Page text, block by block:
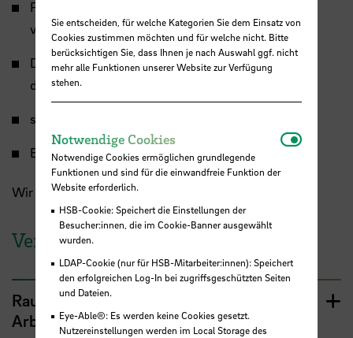
Podiumsdiskussionen zu aktuellen Themen
veranstaltet
Diskussionsveranstaltungen mit Adressat:innen
durchgeführt
spannende Gastredner:innen eingeladen
Begegnungsräume geschaffen
Wir freuen uns auf einen anregenden Austausch!
Vergangene Veranstaltungen
Raum greifen und Platz nehmen – Soziale
Arbeit im Sozialen Raum
Sie entscheiden, für welche Kategorien Sie dem Einsatz von
Cookies zustimmen möchten und für welche nicht. Bitte
berücksichtigen Sie, dass Ihnen je nach Auswahl ggf. nicht
mehr alle Funktionen unserer Website zur Verfügung
stehen.
Notwendige Cookies
Notwendige Cookies ermöglichen grundlegende
Funktionen und sind für die einwandfreie Funktion der
Website erforderlich.
HSB-Cookie: Speichert die Einstellungen der
Besucher:innen, die im Cookie-Banner ausgewählt
wurden.
LDAP-Cookie (nur für HSB-Mitarbeiter:innen): Speichert
den erfolgreichen Log-In bei zugriffsgeschützten Seiten
und Dateien.
Eye-Able®: Es werden keine Cookies gesetzt.
Nutzereinstellungen werden im Local Storage des